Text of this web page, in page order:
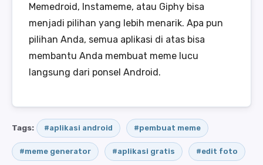
Memedroid, Instameme, atau Giphy bisa
menjadi pilihan yang lebih menarik. Apa pun
pilihan Anda, semua aplikasi di atas bisa
membantu Anda membuat meme lucu
langsung dari ponsel Android.
Tags: #aplikasi android #pembuat meme
#meme generator #aplikasi gratis #edit foto